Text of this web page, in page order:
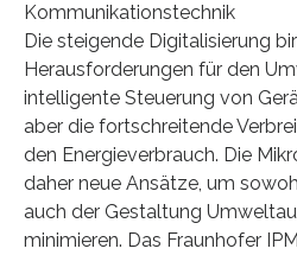
Kommunikationstechnik
Die steigende Digitalisierung
Herausforderungen für den
intelligente Steuerung von
aber die fortschreitende
den Energieverbrauch. Die
daher neue Ansätze, um
auch der Gestaltung
minimieren. Das Fraunhofer